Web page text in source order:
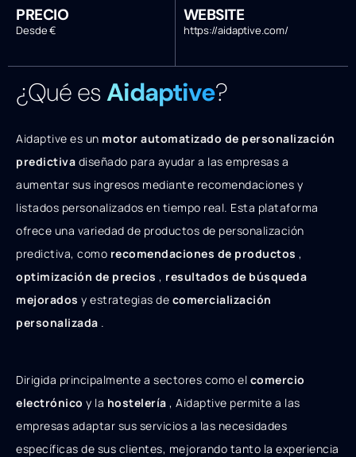
PRECIO
Desde €
WEBSITE
https://aidaptive.com/
¿Qué esAidaptive?
Aidaptive es un motor automatizado de personalización
predictiva diseñado para ayudar a las empresas a
aumentar sus ingresos mediante recomendaciones y
listados personalizados en tiempo real. Esta plataforma
ofrece una variedad de productos de personalización
predictiva, como recomendaciones de productos ,
optimización de precios , resultados de búsqueda
mejorados y estrategias de comercialización
personalizada .
Dirigida principalmente a sectores como el comercio
electrónico y la hostelería , Aidaptive permite a las
empresas adaptar sus servicios a las necesidades
específicas de sus clientes, mejorando tanto la experiencia